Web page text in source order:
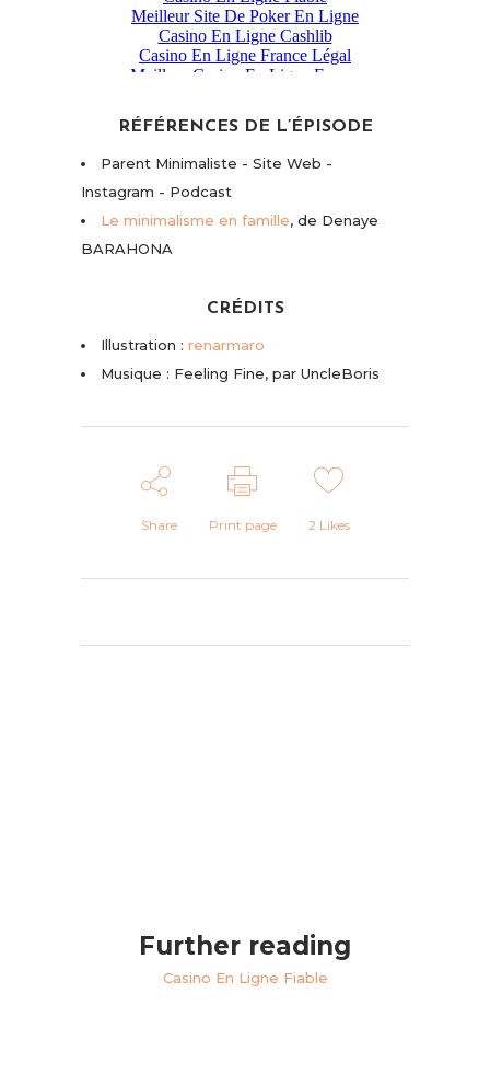
RÉFÉRENCES DE L’ÉPISODE
Parent Minimaliste - Site Web -
Instagram - Podcast
Le minimalisme en famille, de Denaye
BARAHONA
CRÉDITS
Illustration : renarmaro
Musique : Feeling Fine, par UncleBoris
Share Print page 2Likes
Further reading
Casino En Ligne Fiable